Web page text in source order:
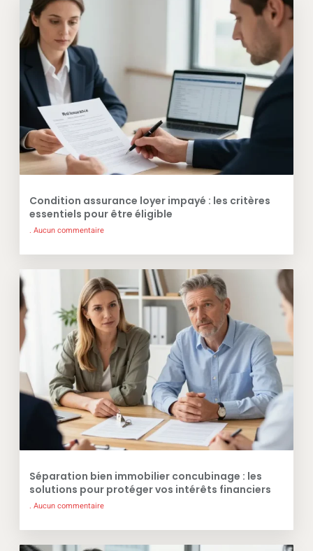
Condition assurance loyer impayé : les critères
essentiels pour être éligible
Aucun commentaire
Séparation bien immobilier concubinage : les
solutions pour protéger vos intérêts financiers
Aucun commentaire